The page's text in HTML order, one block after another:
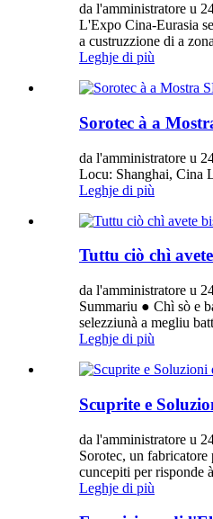
da l'amministratore u
L'Expo Cina-Eurasia
a custruzzione di a
Leghje di più
Sorotec à a
da l'amministratore u
Locu: Shanghai, Cina
Leghje di più
Tuttu ciò chì
da l'amministratore u
Summariu ● Chì sò e
selezziunà a megliu
Leghje di più
Scuprite e
da l'amministratore u
Sorotec, un
cuncepiti per risponde
Leghje di più